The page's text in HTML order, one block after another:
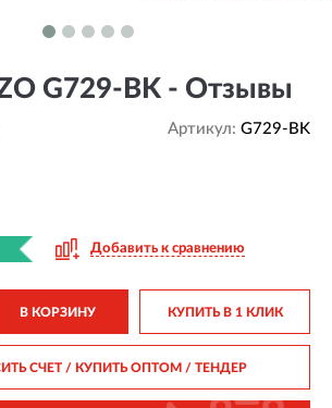
G729-BK - Отзывы
Артикул: G729-BK
Добавить к сравнению
В КОРЗИНУ КУПИТЬ В 1 КЛИК
СЧЕТ / КУПИТЬ ОПТОМ/ ТЕНДЕР